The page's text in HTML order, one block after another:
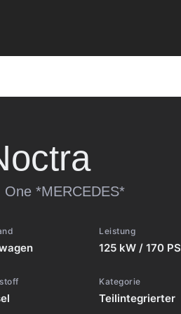
*MERCEDES*
Leistung
125 kW / 170 PS
Kategorie
Teilintegrierter